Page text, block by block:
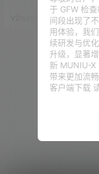
Mach LookingGlass，让
解VirMach各个机房的延
载速度，方便选择最快的
Virmach 是一家位于美
提供商，成立于 2014 年
发展的很不错，势头正猛
内外的风评都不错。机房
要位于美国和欧…
V2raySSR综合网 19年
于 GFW 检
间段出现了
用体验，我
续研发与优
升级，显著
新 MUNIU-X
带来更加流
客户端下载